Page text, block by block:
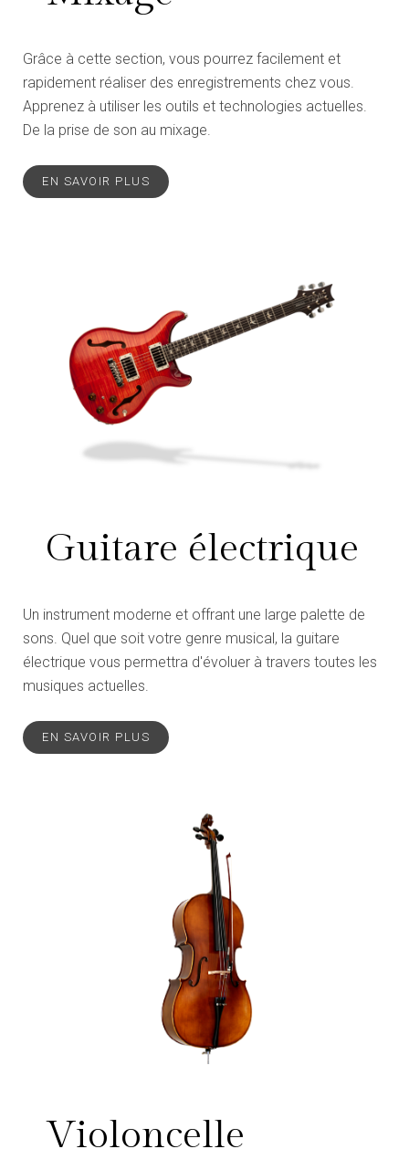
Grâce à cette section, vous pourrez facilement et
rapidement réaliser des enregistrements chez vous.
Apprenez à utiliser les outils et technologies actuelles.
De la prise de son au mixage.
EN SAVOIR PLUS
Guitare électrique
Un instrument moderne et offrant une large palette de
sons. Quel que soit votre genre musical, la guitare
électrique vous permettra d'évoluer à travers toutes les
musiques actuelles.
EN SAVOIR PLUS
Violoncelle